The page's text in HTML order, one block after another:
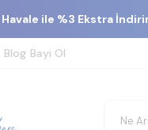
Havale ile %3 Ekstra
Blog Bayi Ol